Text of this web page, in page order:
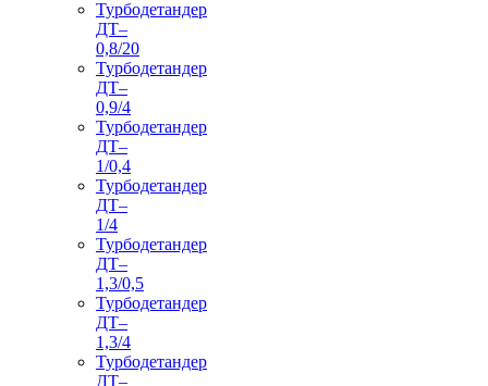
Турбодетандер
ДТ–
0,8/20
Турбодетандер
ДТ–
0,9/4
Турбодетандер
ДТ–
1/0,4
Турбодетандер
ДТ–
1/4
Турбодетандер
ДТ–
1,3/0,5
Турбодетандер
ДТ–
1,3/4
Турбодетандер
ДТ–